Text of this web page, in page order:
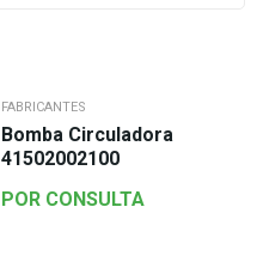
FABRICANTES
Bomba Circuladora
41502002100
POR CONSULTA